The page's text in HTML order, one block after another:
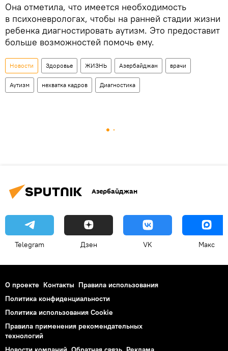
Она отметила, что имеется необходимость
в психоневрологах, чтобы на ранней стадии жизни
ребенка диагностировать аутизм. Это предоставит
больше возможностей помочь ему.
Новости Здоровье ЖИЗНЬ Азербайджан врачи
Аутизм нехватка кадров Диагностика
Азербайджан
Telegram Дзен VK Макс
О проекте Контакты Правила использования
Политика конфиденциальности
Политика использования Cookie
Правила применения рекомендательных
технологий